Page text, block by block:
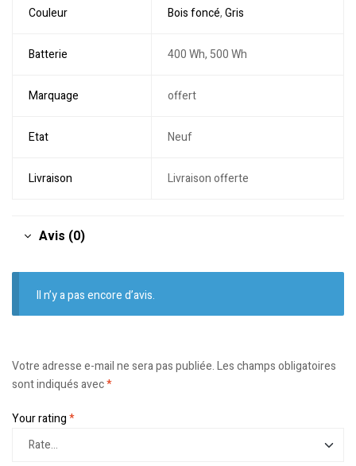
Couleur Bois foncé,Gris
Batterie 400 Wh, 500 Wh
Marquage offert
Etat Neuf
Livraison Livraison offerte
Avis (0)
Il n’y a pas encore d’avis.
Votre adresse e-mail ne sera pas publiée.Les champs obligatoires
sont indiqués avec*
Your rating*